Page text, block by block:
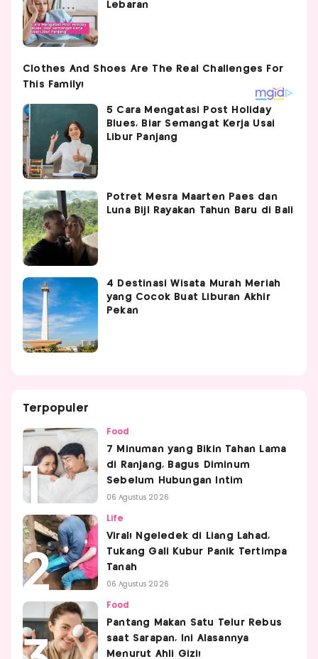
Lebaran
5 Cara Mengatasi Post Holiday
Blues, Biar Semangat Kerja Usai
Libur Panjang
Potret Mesra Maarten Paes dan
Luna Bijl Rayakan Tahun Baru di Bali
4 Destinasi Wisata Murah Meriah
yang Cocok Buat Liburan Akhir
Pekan
Terpopuler
Food
7 Minuman yang Bikin Tahan Lama
di Ranjang, Bagus Diminum
Sebelum Hubungan Intim
06 Agustus 2026
Life
Viral! Ngeledek di Liang Lahad,
Tukang Gali Kubur Panik Tertimpa
Tanah
06 Agustus 2026
Food
Pantang Makan Satu Telur Rebus
saat Sarapan, Ini Alasannya
Menurut Ahli Gizi!